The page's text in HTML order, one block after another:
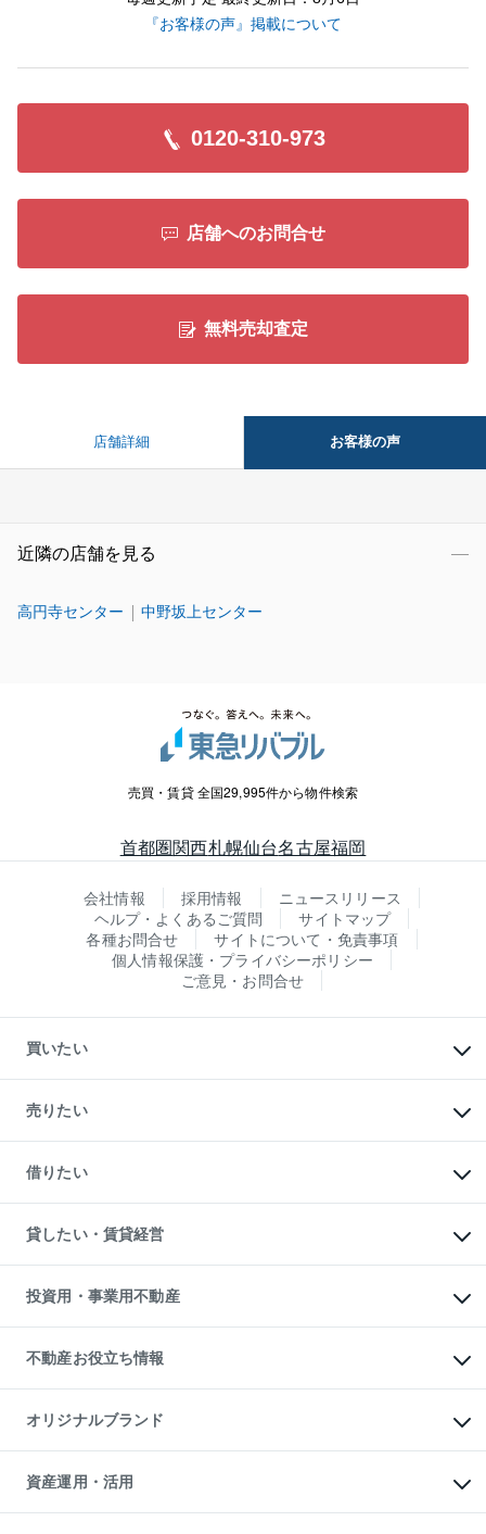
『お客様の声』掲載について
0120-310-973
店舗へのお問合せ
無料売却査定
店舗詳細 お客様の声
近隣の店舗を見る
高円寺センター 中野坂上センター
売買・賃貸 全国29,995件から物件検索
首都圏関西札幌仙台名古屋福岡
会社情報 採用情報
ニュースリリース
ヘルプ・よくあるご質問
サイトマップ
各種お問合せ
サイトについて・免責事項
個人情報保護・プライバシーポリシー
ご意見・お問合せ
買いたい
新築・分譲マンションの購入
中古マンションの購入
一戸建ての購入
中古一戸建ての購入
不動産購入の流れ
注目キーワード物件特集
購入ガイド
English 繁体中文簡体中文
売りたい
一戸建ての売却・査定
土地の売却・査定
スピードAI査定
不動産査定について
不動産売却の流れ
不動産買換えの流れ
売却ガイド
借りたい
オフィス・店舗の賃貸
借りるときの流れ
借りるガイド
貸したい・賃貸経営
マンション賃料データ
賃貸管理プラン
リロケーションについて
貸すガイド
投資用・事業用不動産
事業用不動産
マンション投資
投資用マンション
アパート経営
収益物件
ビル購入（ビル一棟）
投資用不動産の売却査定
事業用不動産の売却査定
不動産お役立ち情報
マンションライブラリー
人気マンションランキング
暮らしに役立つ不動産メディア
不動産相場・不動産価格情報
不動産コラム・ニュース
オリジナルブランド
一棟リノベーションマンション
L`GENTE（ルジェンテ）
区分リノベーションマンション
資産運用・活用